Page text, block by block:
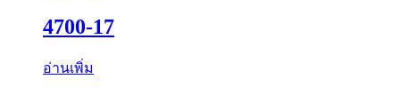
4700-17
อ่านเพิ่ม